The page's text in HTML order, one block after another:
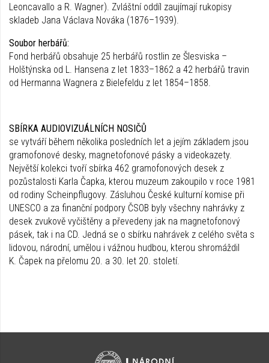
Leoncavallo a R. Wagner). Zvláštní oddíl zaujímají rukopisy
skladeb Jana Václava Nováka (1876–1939).
Soubor herbářů:
Fond herbářů obsahuje 25 herbářů rostlin ze Šlesviska –
Holštýnska od L. Hansena z let 1833–1862 a 42 herbářů travin
od Hermanna Wagnera z Bielefeldu z let 1854–1858.
SBÍRKA AUDIOVIZUÁLNÍCH NOSIČŮ
se vytváří během několika posledních let a jejím základem jsou
gramofonové desky, magnetofonové pásky a videokazety.
Největší kolekci tvoří sbírka 462 gramofonových desek z
pozůstalosti Karla Čapka, kterou muzeum zakoupilo v roce 1981
od rodiny Scheinpflugovy. Zásluhou České kulturní komise při
UNESCO a za finanční podpory ČSOB byly všechny nahrávky z
desek zvukově vyčištěny a převedeny jak na magnetofonový
pásek, tak i na CD. Jedná se o sbírku nahrávek z celého světa s
lidovou, národní, umělou i vážnou hudbou, kterou shromáždil
K. Čapek na přelomu 20. a 30. let 20. století.